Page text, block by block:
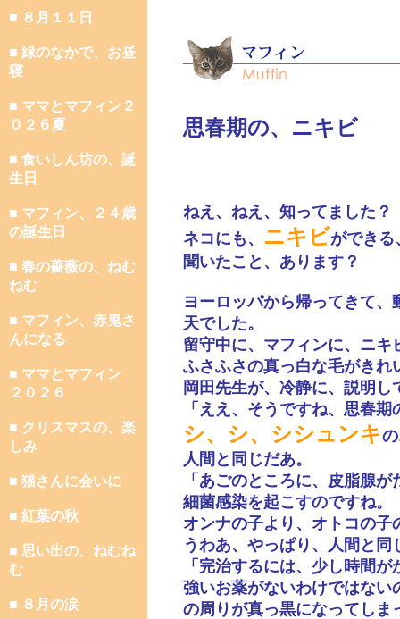
■ ８月１１日
■ 緑のなかで、お昼
寝
■ ママとマフィン２
０２６夏
■ 食いしん坊の、誕
生日
■ マフィン、２４歳
の誕生日
■ 春の薔薇の、ねむ
ねむ
■ マフィン、赤鬼さ
んになる
■ ママとマフィン
２０２６
■ クリスマスの、楽
しみ
■ 猫さんに会いに
■ 紅葉の秋
■ 思い出の、ねむね
む
■ ８月の涙
思春期の、ニキビ
ねえ、ねえ、知ってました？
ネコにも、 ニキビができる
聞いたこと、あります？
ヨーロッパから帰ってきて
天でした。
留守中に、マフィンに、ニキ
ふさふさの真っ白な毛がきれ
岡田先生が、冷静に、説明し
「ええ、そうですね、思春
シ、シ、シシュンキ
人間と同じだあ。
「あごのところに、皮脂腺
細菌感染を起こすのですね。
オンナの子より、オトコの
うわあ、やっぱり、人間と同
「完治するには、少し時間
強いお薬がないわけではない
の周りが真っ黒になってしま